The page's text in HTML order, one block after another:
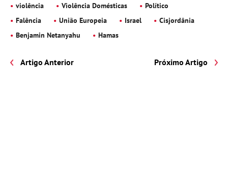
violência Violência Domésticas
Político
Falência
União Europeia Israel
Cisjordânia
Benjamin Netanyahu
Hamas
Artigo Anterior Próximo Artigo